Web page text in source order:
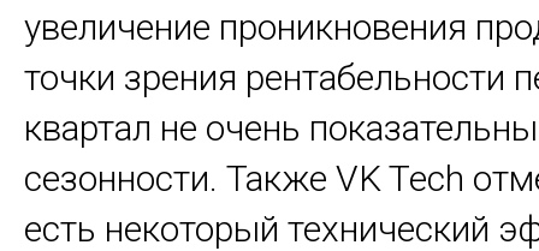
увеличение проникновения
точки зрения рентабельности
квартал не очень
сезонности. Также VK Tech
есть некоторый технический